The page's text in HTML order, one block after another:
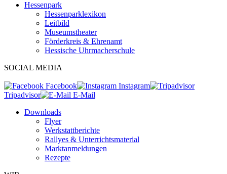
Hessenpark
Hessenparklexikon
Leitbild
Museumstheater
Förderkreis & Ehrenamt
Hessische Uhrmacherschule
SOCIAL MEDIA
Facebook
Instagram
Tripadvisor
E-Mail
Downloads
Flyer
Werkstattberichte
Rallyes & Unterrichtsmaterial
Marktanmeldungen
Rezepte